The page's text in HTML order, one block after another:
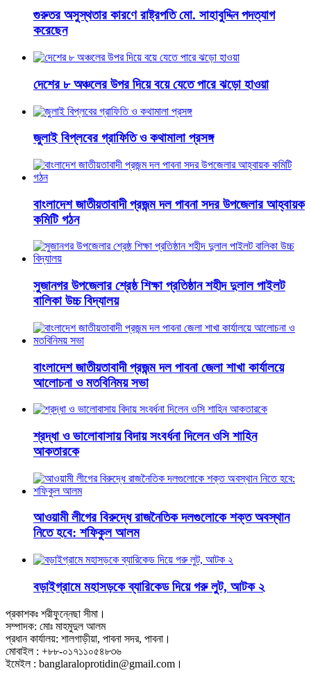
গুরুতর অসুস্থতার কারণে রাষ্ট্রপতি মো. সাহাবুদ্দিন পদত্যাগ
করেছেন
দেশের ৮ অঞ্চলের উপর দিয়ে বয়ে যেতে পারে ঝড়ো হাওয়া
জুলাই বিপ্লবের গ্রাফিতি ও কথামালা প্রসঙ্গ
বাংলাদেশ জাতীয়তাবাদী প্রজন্ম দল পাবনা সদর উপজেলার আহ্বায়ক
কমিটি গঠন
সুজানগর উপজেলার শ্রেষ্ঠ শিক্ষা প্রতিষ্ঠান শহীদ দুলাল পাইলট
বালিকা উচ্চ বিদ্যালয়
বাংলাদেশ জাতীয়তাবাদী প্রজন্ম দল পাবনা জেলা শাখা কার্যালয়ে
আলোচনা ও মতবিনিময় সভা
শ্রদ্ধা ও ভালোবাসায় বিদায় সংবর্ধনা দিলেন ওসি শাহিন
আকতারকে
আওয়ামী লীগের বিরুদ্ধে রাজনৈতিক দলগুলোকে শক্ত অবস্থান
নিতে হবে: শফিকুল আলম
বড়াইগ্রামে মহাসড়কে ব্যারিকেড দিয়ে গরু লুট, আটক ২
প্রকাশকঃ শরীফুন্নেছা সীমা।
সম্পাদক: মোঃ মাহমুদুল আলম
প্রধান কার্যালয়: শালগাড়ীয়া, পাবনা সদর, পাবনা।
মোবাইল : +৮৮-০১৭১১০৫৪৮৩৬
ইমেইল : banglaraloprotidin@gmail.com।